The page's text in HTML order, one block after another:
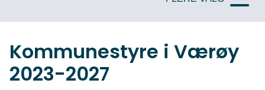
Kommunestyre i Værøy
2023-2027